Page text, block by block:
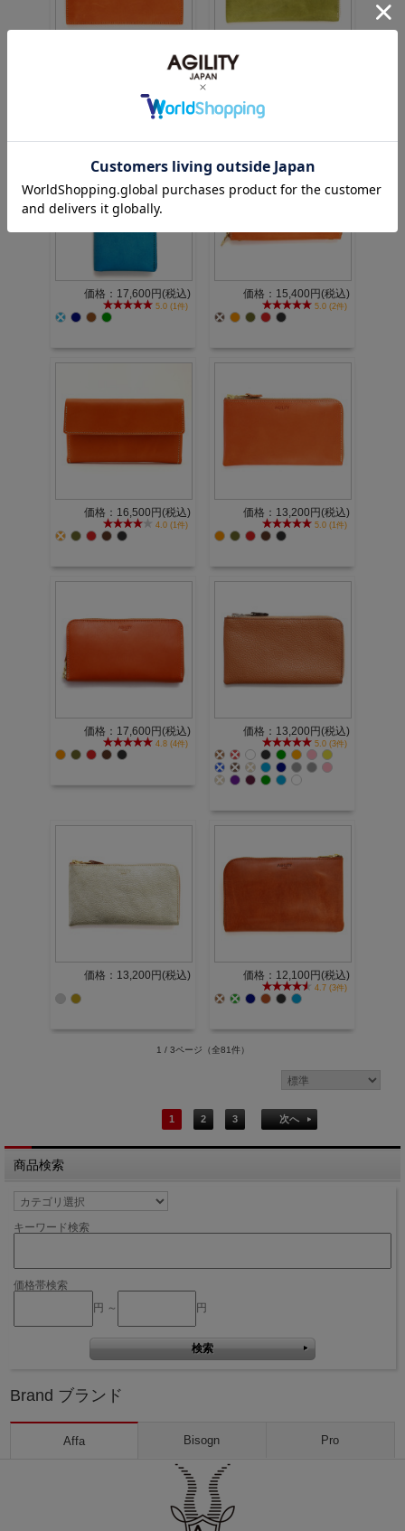
価格：24,200円(税込)
価格：17,600円(税込)
5.0 (1件)
価格：15,400円(税込)
5.0 (2件)
価格：16,500円(税込)
4.0 (1件)
価格：13,200円(税込)
5.0 (1件)
価格：17,600円(税込)
4.8 (4件)
価格：13,200円(税込)
5.0 (3件)
価格：13,200円(税込) 価格：12,100円(税込)
4.7 (3件)
1 / 3ページ （全81件）
1 2 3 次へ
商品検索
キーワード検索
価格帯検索
円 ～
円
Brand ブランド
Affa Bisogn Pro